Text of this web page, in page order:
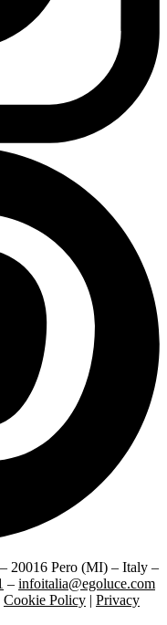
20016 Pero (MI) – Italy –
– infoitalia@egoluce.com
Cookie Policy | Privacy